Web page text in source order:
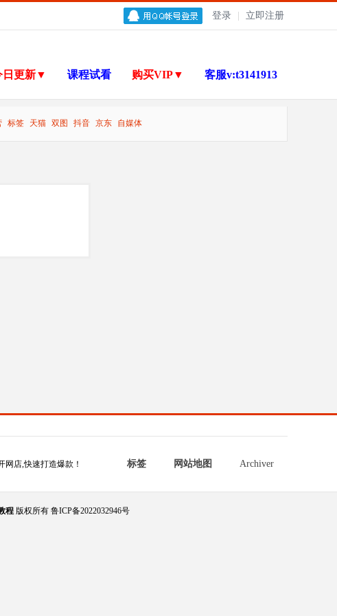
登录 立即注册
日更新▼ 课程试看 购买VIP▼ 客服v:t3141913
标签 天猫 双图 抖音 京东 自媒体
店,快速打造爆款！ 标签 网站地图 Archiver
程 版权所有 鲁ICP备2022032946号